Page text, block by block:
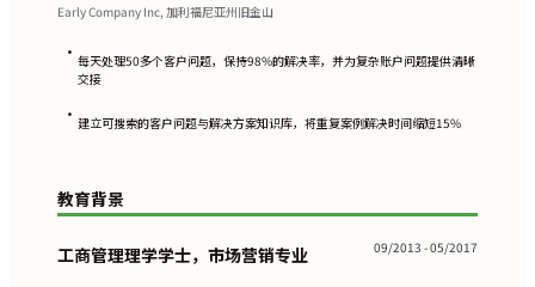
Early Company Inc, 加利福尼亚州旧金山
• 每天处理50多个客户问题，保持98%的解决率，并为复杂账户问题提供清晰
交接
• 建立可搜索的客户问题与解决方案知识库，将重复案例解决时间缩短15%
教育背景
工商管理理学学士，市场营销专业 09/2013 - 05/2017